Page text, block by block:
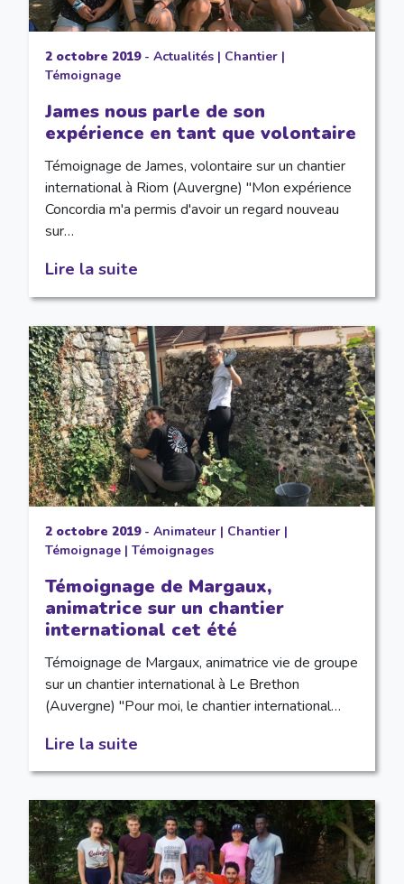
2 octobre 2019- Actualités| Chantier|
Témoignage
James nous parle de son
expérience en tant que volontaire
Témoignage de James, volontaire sur un chantier
international à Riom (Auvergne) "Mon expérience
Concordia m'a permis d'avoir un regard nouveau
sur…
Lire la suite
2 octobre 2019- Animateur| Chantier|
Témoignage| Témoignages
Témoignage de Margaux,
animatrice sur un chantier
international cet été
Témoignage de Margaux, animatrice vie de groupe
sur un chantier international à Le Brethon
(Auvergne) "Pour moi, le chantier international…
Lire la suite